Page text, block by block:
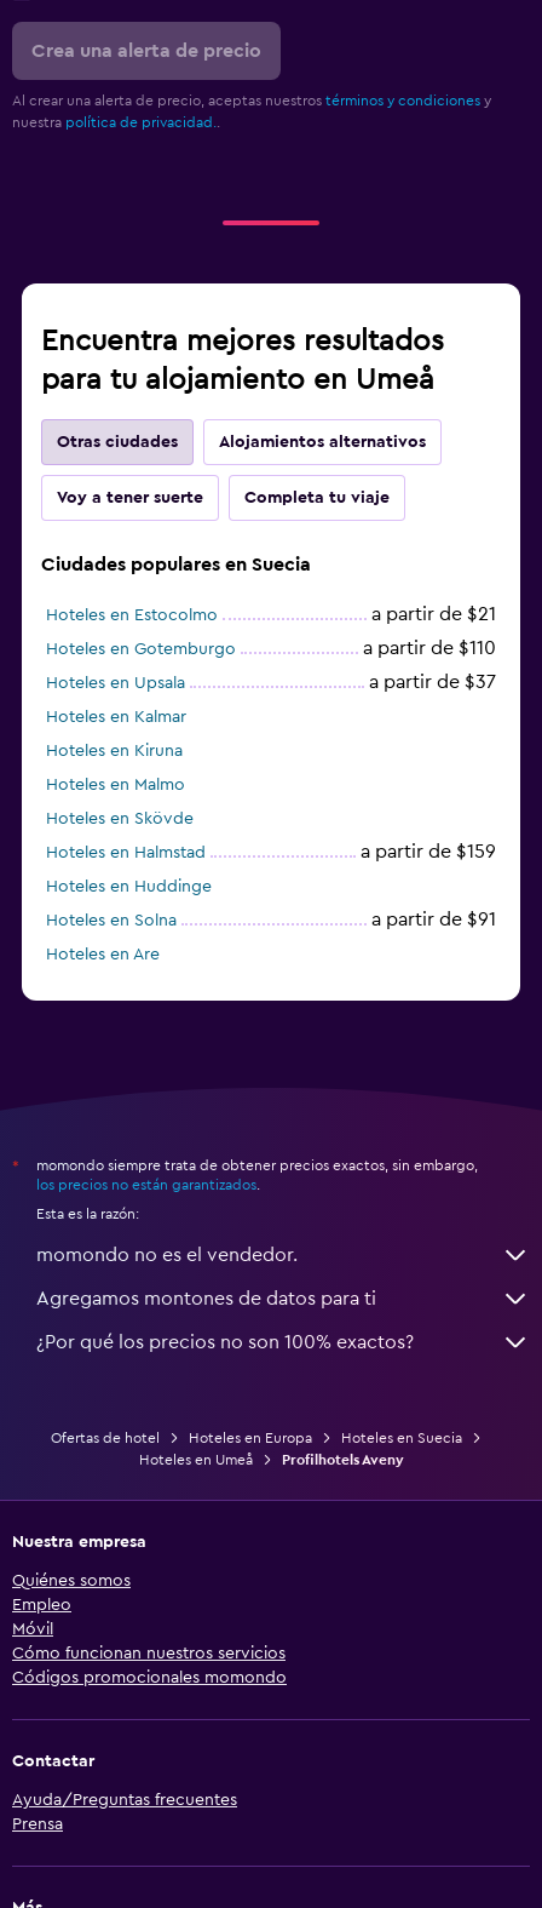
Crea una alerta de precio
Al crear una alerta de precio, aceptas nuestros términos y condiciones y
nuestra política de privacidad.
Encuentra mejores resultados
para tu alojamiento en Umeå
Otras ciudades Alojamientos alternativos
Voy a tener suerte Completa tu viaje
Ciudades populares en Suecia
Hoteles en Estocolmo a partir de $21
Hoteles en Gotemburgo a partir de $110
Hoteles en Upsala a partir de $37
Hoteles en Kalmar
Hoteles en Kiruna
Hoteles en Malmo
Hoteles en Skövde
Hoteles en Halmstad
a partir de $159
Hoteles en Huddinge
Hoteles en Solna
a partir de $91
Hoteles en Are
*
momondo siempre trata de obtener precios exactos, sin embargo,
los precios no están garantizados
Esta es la razón:
momondo no es el vendedor.
Agregamos montones de datos para ti
¿Por qué los precios no son 100% exactos?
Ofertas de hotel Hoteles en Europa
Hoteles en Suecia
Hoteles en Umeå
Profilhotels Aveny
Nuestra empresa
Quiénes somos
Empleo
Móvil
Cómo funcionan nuestros servicios
Códigos promocionales momondo
Contactar
Ayuda/Preguntas frecuentes
Prensa